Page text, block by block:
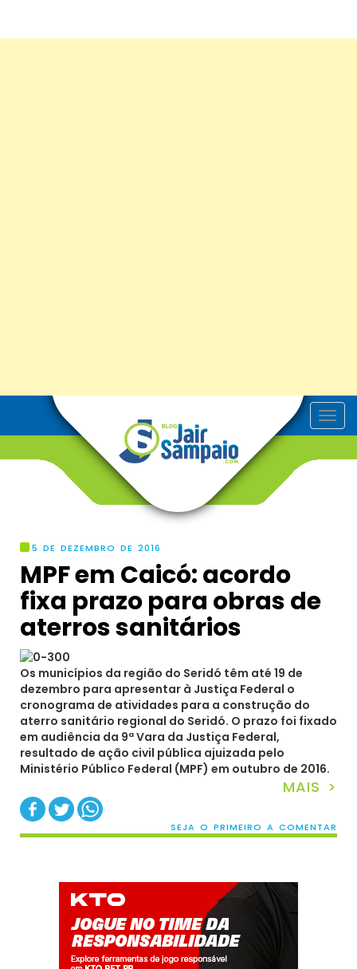
T
o
5 DE DEZEMBRO DE 2016
MPF em Caicó: acordo
fixa prazo para obras de
aterros sanitários
Os municípios da região do Seridó têm até 19 de
dezembro para apresentar à Justiça Federal o
cronograma de atividades para a construção do
aterro sanitário regional do Seridó. O prazo foi fixado
em audiência da 9ª Vara da Justiça Federal,
resultado de ação civil pública ajuizada pelo
Ministério Público Federal (MPF) em outubro de 2016.
MAIS >
SEJA O PRIMEIRO A COMENTAR